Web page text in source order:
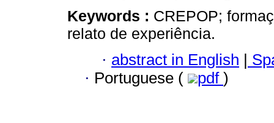
Keywords : CREPOP;
relato de experiência.
· abstract in English |
· Portuguese ( pdf )